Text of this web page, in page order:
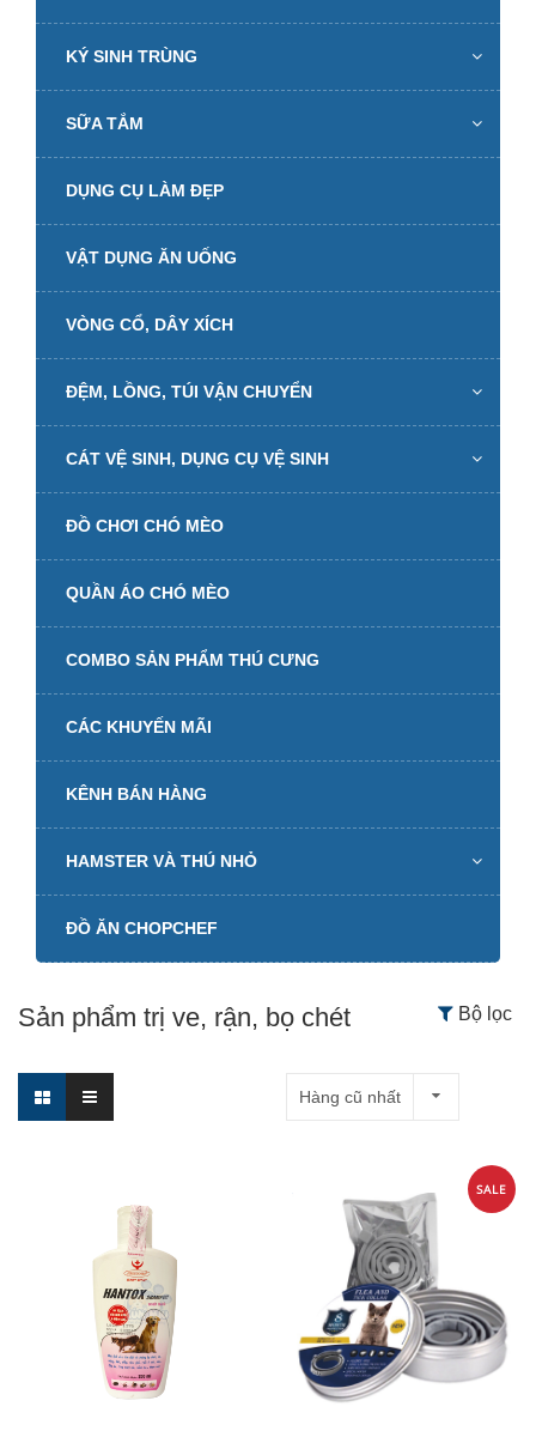
KÝ SINH TRÙNG
SỮA TẮM
DỤNG CỤ LÀM ĐẸP
VẬT DỤNG ĂN UỐNG
VÒNG CỔ, DÂY XÍCH
ĐỆM, LỒNG, TÚI VẬN CHUYỂN
CÁT VỆ SINH, DỤNG CỤ VỆ SINH
ĐỒ CHƠI CHÓ MÈO
QUẦN ÁO CHÓ MÈO
COMBO SẢN PHẨM THÚ CƯNG
CÁC KHUYẾN MÃI
KÊNH BÁN HÀNG
HAMSTER VÀ THÚ NHỎ
ĐỒ ĂN CHOPCHEF
Sản phẩm trị ve, rận, bọ chét Bộ lọc
Hàng cũ nhất
SALE